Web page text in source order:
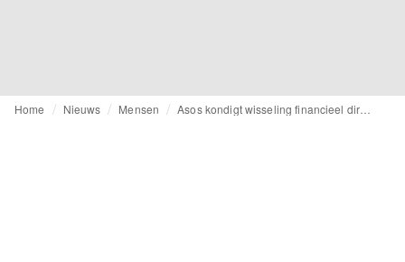
Home Nieuws Mensen